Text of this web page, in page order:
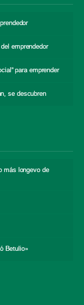
emprendedor
para emprender
se descubren
más longevo de
Betulio»